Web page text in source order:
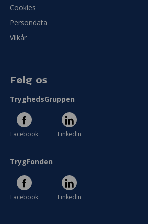
Cookies
Persondata
Vilkår
Følg os
TryghedsGruppen
Facebook LinkedIn
TrygFonden
Facebook LinkedIn